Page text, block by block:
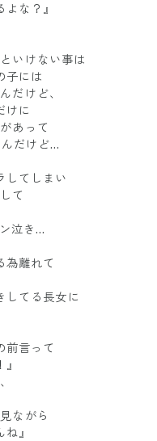
よな？』
いけない事は
子には
だけど、
けに
あって
だけど…
してしまい
て
泣き…
為離れて
してる長女に
前言って
ながら
』